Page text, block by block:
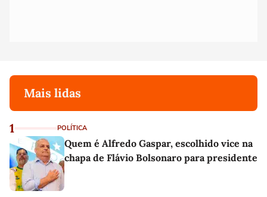
Mais lidas
1 POLÍTICA
Quem é Alfredo Gaspar, escolhido vice na
chapa de Flávio Bolsonaro para presidente